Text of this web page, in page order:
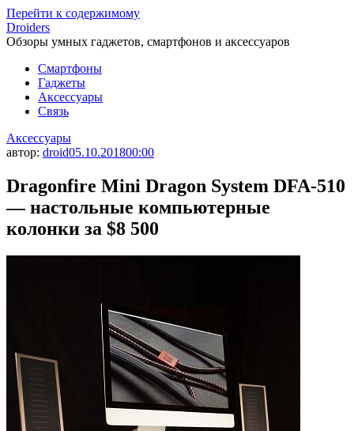
Перейти к содержимому
Droiders
Обзоры умных гаджетов, смартфонов и аксессуаров
Смартфоны
Гаджеты
Аксессуары
Связь
Аксессуары
автор: droid05.10.201800:00
Dragonfire Mini Dragon System DFA-510
— настольные компьютерные
колонки за $8 500